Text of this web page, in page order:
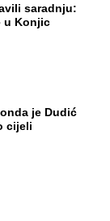
saradnju:
u Konjic
je Dudić
cijeli